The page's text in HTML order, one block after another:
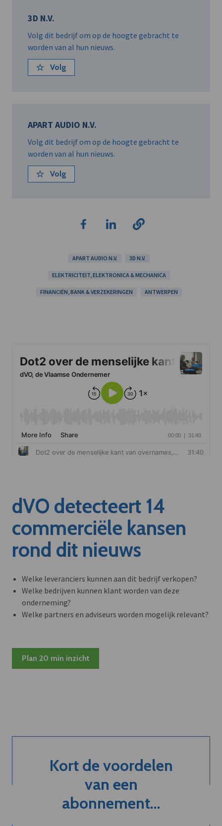
3D N.V.
Volg dit bedrijf om op de hoogte gebracht te
worden van al hun nieuws.
Volg
APART AUDIO N.V.
Volg dit bedrijf om op de hoogte gebracht te
worden van al hun nieuws.
Volg
APART AUDIO N.V. 3D N.V.
ELEKTRICITEIT, ELEKTRONICA & MECHANICA
FINANCIËN, BANK & VERZEKERINGEN ANTWERPEN
dVO detecteert 14
commerciële kansen
rond dit nieuws
Welke leveranciers kunnen aan dit bedrijf verkopen?
Welke bedrijven kunnen klant worden van deze
onderneming?
Welke partners en adviseurs worden mogelijk relevant?
Plan 20 min inzicht
Kort de voordelen
van een
abonnement...